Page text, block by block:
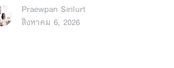
Praewpan Sirilurt
สิงหาคม 6, 2026